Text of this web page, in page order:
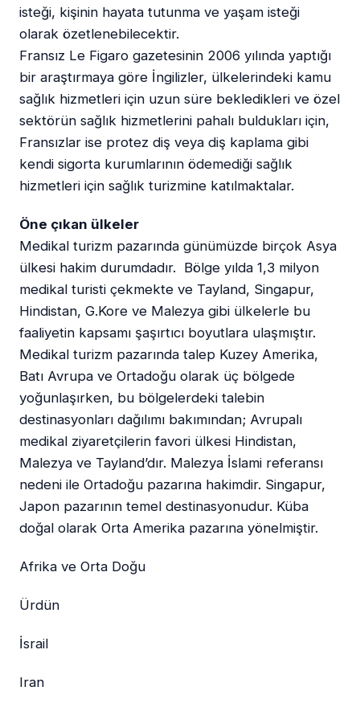
isteği, kişinin hayata tutunma ve yaşam isteği
olarak özetlenebilecektir.
Fransız Le Figaro gazetesinin 2006 yılında yaptığı
bir araştırmaya göre İngilizler, ülkelerindeki kamu
sağlık hizmetleri için uzun süre bekledikleri ve özel
sektörün sağlık hizmetlerini pahalı buldukları için,
Fransızlar ise protez diş veya diş kaplama gibi
kendi sigorta kurumlarının ödemediği sağlık
hizmetleri için sağlık turizmine katılmaktalar.
Öne çıkan ülkeler
Medikal turizm pazarında günümüzde birçok Asya
ülkesi hakim durumdadır. Bölge yılda 1,3 milyon
medikal turisti çekmekte ve Tayland, Singapur,
Hindistan, G.Kore ve Malezya gibi ülkelerle bu
faaliyetin kapsamı şaşırtıcı boyutlara ulaşmıştır.
Medikal turizm pazarında talep Kuzey Amerika,
Batı Avrupa ve Ortadoğu olarak üç bölgede
yoğunlaşırken, bu bölgelerdeki talebin
destinasyonları dağılımı bakımından; Avrupalı
medikal ziyaretçilerin favori ülkesi Hindistan,
Malezya ve Tayland’dır. Malezya İslami referansı
nedeni ile Ortadoğu pazarına hakimdir. Singapur,
Japon pazarının temel destinasyonudur. Küba
doğal olarak Orta Amerika pazarına yönelmiştir.
Afrika ve Orta Doğu
Ürdün
İsrail
Iran